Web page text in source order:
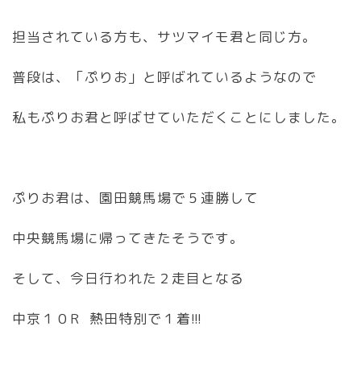
担当されている方も、サツマイモ君と同じ方。
普段は、「ぷりお」と呼ばれているようなので
私もぷりお君と呼ばせていただくことにしました。
ぷりお君は、園田競馬場で５連勝して
中央競馬場に帰ってきたそうです。
そして、今日行われた２走目となる
中京１０R 熱田特別で１着!!!